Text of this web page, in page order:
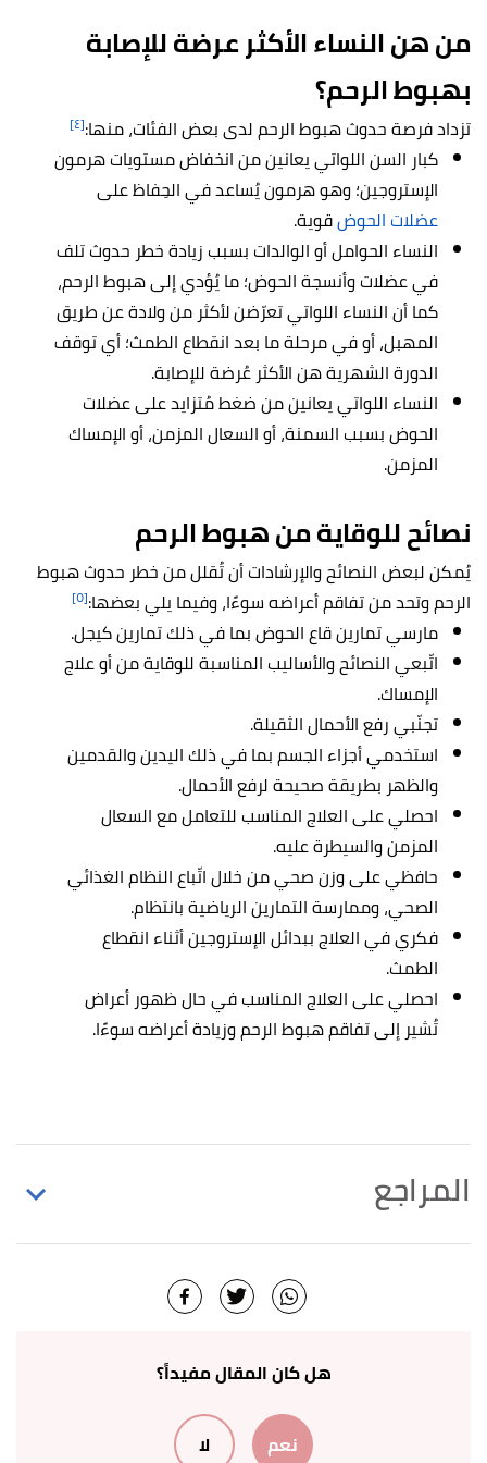
من هن النساء الأكثر عرضة للإصابة
بهبوط الرحم؟
تزداد فرصة حدوث هبوط الرحم لدى بعض الفئات، منها:[٤]
كبار السن اللواتي يعانين من انخفاض مستويات هرمون
الإستروجين؛ وهو هرمون يُساعد في الحِفاظ على
عضلات الحوضقوية.
النساء الحوامل أو الوالدات بسبب زيادة خطر حدوث تلف
في عضلات وأنسجة الحوض؛ ما يُؤدي إلى هبوط الرحم،
كما أن النساء اللواتي تعرّضن لأكثر من ولادة عن طريق
المهبل، أو في مرحلة ما بعد انقطاع الطمث؛ أي توقف
الدورة الشهرية هن الأكثر عُرضة للإصابة.
النساء اللواتي يعانين من ضغط مُتزايد على عضلات
الحوض بسبب السمنة، أو السعال المزمن، أو الإمساك
المزمن.
نصائح للوقاية من هبوط الرحم
يُمكن لبعض النصائح والإرشادات أن تُقلل من خطر حدوث هبوط
الرحم وتحد من تفاقم أعراضه سوءًا، وفيما يلي بعضها:[٥]
مارسي تمارين قاع الحوض بما في ذلك تمارين كيجل.
اتّبعي النصائح والأساليب المناسبة للوقاية من أو علاج
الإمساك.
تجنّبي رفع الأحمال الثقيلة.
استخدمي أجزاء الجسم بما في ذلك اليدين والقدمين
والظهر بطريقة صحيحة لرفع الأحمال.
احصلي على العلاج المناسب للتعامل مع السعال
المزمن والسيطرة عليه.
حافظي على وزن صحي من خلال اتّباع النظام الغذائي
الصحي، وممارسة التمارين الرياضية بانتظام.
فكري في العلاج ببدائل الإستروجين أثناء انقطاع
الطمث.
احصلي على العلاج المناسب في حال ظهور أعراض
تُشير إلى تفاقم هبوط الرحم وزيادة أعراضه سوءًا.
المراجع
Retrieved 16/10/2022. Edited.
16/10/2022. Edited.
Traci C. Johnson (24/9/2022),
webmd, Retrieved 16/10/2022. Edited.
هل كان المقال مفيداً؟
نعم لا